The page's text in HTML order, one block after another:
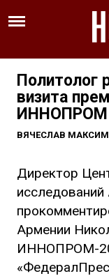
Политолог
визита
ИННОПРОМ
ВЯЧЕСЛАВ
Директор
Армении
ИННОПРОМ-